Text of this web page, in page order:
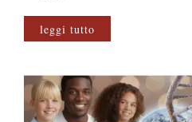
leggi tutto